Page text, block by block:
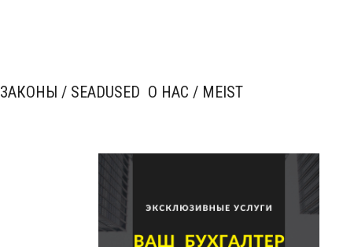
ЗАКОНЫ / SEADUSED О НАС / MEIST